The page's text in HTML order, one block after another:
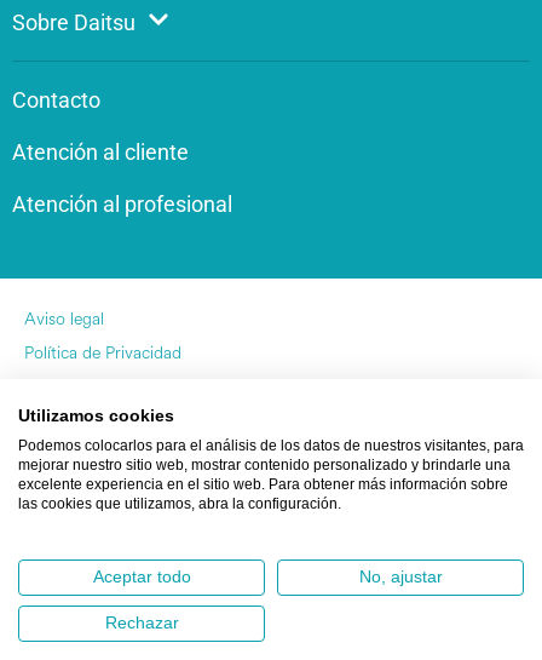
Sobre Daitsu
Contacto
Atención al cliente
Atención al profesional
Aviso legal
Política de Privacidad
by Pukkas
DAITSU © Copyright 1995 – 2024
Utilizamos cookies
Podemos colocarlos para el análisis de los datos de nuestros visitantes, para
mejorar nuestro sitio web, mostrar contenido personalizado y brindarle una
excelente experiencia en el sitio web. Para obtener más información sobre
las cookies que utilizamos, abra la configuración.
Aceptar todo No, ajustar
Rechazar